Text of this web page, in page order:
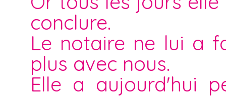
conclure.
Le notaire ne lui a
plus avec nous.
Elle a aujourd'hui